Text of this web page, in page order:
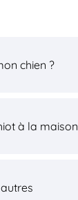
chien ?
à la maison